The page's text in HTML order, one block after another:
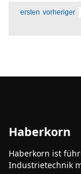
ersten vorheriger
Haberkorn
Haberkorn ist
Industrietechnik